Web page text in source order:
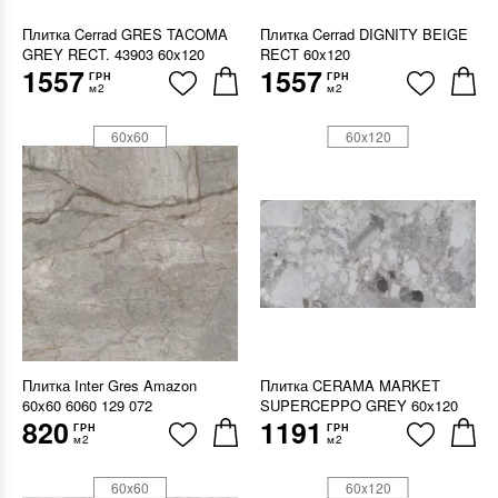
Плитка Cerrad GRES TACOMA
GREY RECT. 43903 60x120
1557 ГРН
м2
Плитка Cerrad DIGNITY BEIGE
RECT 60x120
1557 ГРН
м2
Плитка Inter Gres Amazon
60x60 6060 129 072
820 ГРН
м2
60x60
Плитка CERAMA MARKET
SUPERCEPPO GREY 60х120
1191 ГРН
м2
60x120
60x60 60x120